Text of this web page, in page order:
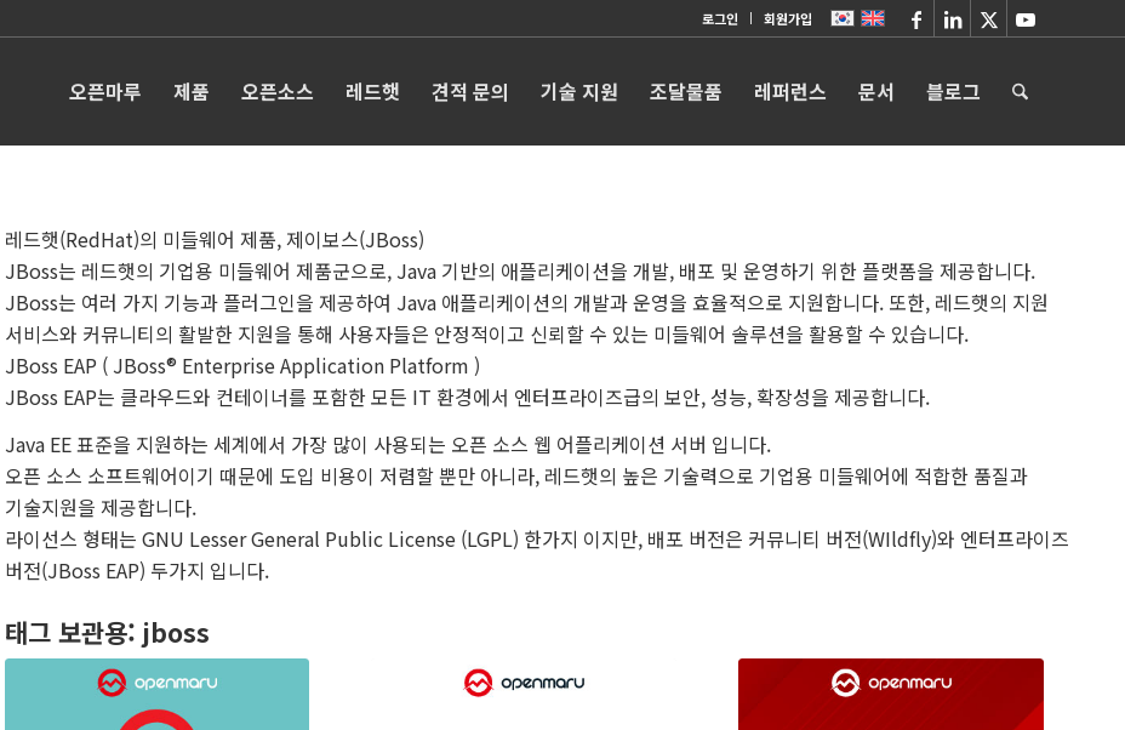
로그인 회원가입
오픈마루 제품 오픈소스 레드햇 견적 문의 기술 지원 조달물품 레퍼런스 문서 블로그
레드햇(RedHat)의 미들웨어 제품, 제이보스(JBoss)
JBoss는 레드햇의 기업용 미들웨어 제품군으로, Java 기반의 애플리케이션을 개발, 배포 및 운영하기 위한 플랫폼을 제공합니다.
JBoss는 여러 가지 기능과 플러그인을 제공하여 Java 애플리케이션의 개발과 운영을 효율적으로 지원합니다. 또한, 레드햇의 지원
서비스와 커뮤니티의 활발한 지원을 통해 사용자들은 안정적이고 신뢰할 수 있는 미들웨어 솔루션을 활용할 수 있습니다.
JBoss EAP ( JBoss® Enterprise Application Platform )
JBoss EAP는 클라우드와 컨테이너를 포함한 모든 IT 환경에서 엔터프라이즈급의 보안, 성능, 확장성을 제공합니다.
Java EE 표준을 지원하는 세계에서 가장 많이 사용되는 오픈 소스 웹 어플리케이션 서버 입니다.
오픈 소스 소프트웨어이기 때문에 도입 비용이 저렴할 뿐만 아니라, 레드햇의 높은 기술력으로 기업용 미들웨어에 적합한 품질과
기술지원을 제공합니다.
라이선스 형태는 GNU Lesser General Public License (LGPL) 한가지 이지만, 배포 버전은 커뮤니티 버전(WIldfly)와 엔터프라이즈
버전(JBoss EAP) 두가지 입니다.
태그 보관용: jboss